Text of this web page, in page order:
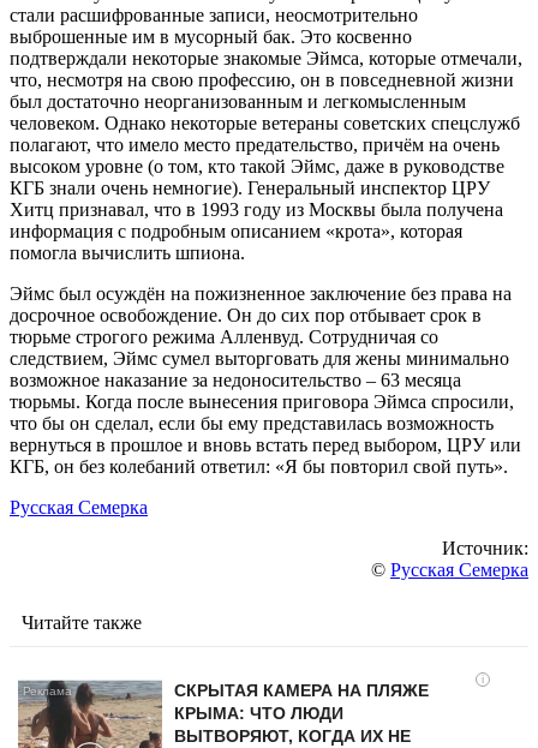
стали расшифрованные записи, неосмотрительно
выброшенные им в мусорный бак. Это косвенно
подтверждали некоторые знакомые Эймса, которые отмечали,
что, несмотря на свою профессию, он в повседневной жизни
был достаточно неорганизованным и легкомысленным
человеком. Однако некоторые ветераны советских спецслужб
полагают, что имело место предательство, причём на очень
высоком уровне (о том, кто такой Эймс, даже в руководстве
КГБ знали очень немногие). Генеральный инспектор ЦРУ
Хитц признавал, что в 1993 году из Москвы была получена
информация с подробным описанием «крота», которая
помогла вычислить шпиона.
Эймс был осуждён на пожизненное заключение без права на
досрочное освобождение. Он до сих пор отбывает срок в
тюрьме строгого режима Алленвуд. Сотрудничая со
следствием, Эймс сумел выторговать для жены минимально
возможное наказание за недоносительство – 63 месяца
тюрьмы. Когда после вынесения приговора Эймса спросили,
что бы он сделал, если бы ему представилась возможность
вернуться в прошлое и вновь встать перед выбором, ЦРУ или
КГБ, он без колебаний ответил: «Я бы повторил свой путь».
Русская Семерка
Источник:
© Русская Семерка
Читайте также
i
СКРЫТАЯ КАМЕРА НА ПЛЯЖЕ
КРЫМА: ЧТО ЛЮДИ
ВЫТВОРЯЮТ, КОГДА ИХ НЕ